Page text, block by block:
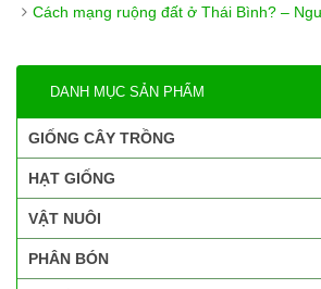
Cách mạng ruộng đất ở Thái Bình? –
DANH MỤC SẢN PHẨM
GIỐNG CÂY TRỒNG
HẠT GIỐNG
VẬT NUÔI
PHÂN BÓN